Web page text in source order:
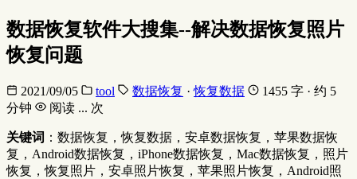
数据恢复软件大搜集--解决数据恢复照片
恢复问题
2021/09/05 tool 数据恢复 ·恢复数据
1455 字 · 约 5
分钟
阅读 ... 次
关键词 ：数据恢复，恢复数据，安卓数据恢复，苹果数据恢
复，Android数据恢复，iPhone数据恢复，Mac数据恢复，照片
恢复，恢复照片，安卓照片恢复，苹果照片恢复，Android照